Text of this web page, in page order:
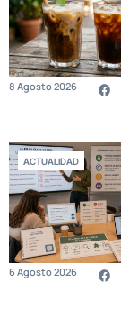
8 Agosto 2026
ACTUALIDAD
6 Agosto 2026